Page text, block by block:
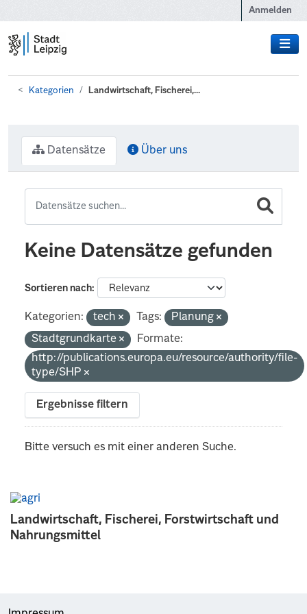
Anmelden
Kategorien Landwirtschaft, Fischerei,...
Landwirtschaft, Fischerei, Forstwirtschaft und
Nahrungsmittel
Datensätze Über uns
Keine Datensätze gefunden
Sortieren nach
Kategorien: tech Tags:
Planung
Stadtgrundkarte
Formate:
http://publications.europa.eu/resource/authority/file-
type/SHP
Ergebnisse filtern
Bitte versuch es mit einer anderen Suche.